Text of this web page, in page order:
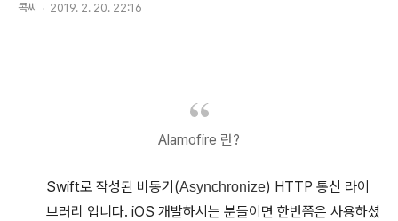
콤씨 2019. 2. 20. 22:16
Alamofire 란?
Swift로 작성된 비동기(Asynchronize) HTTP 통신 라이
브러리 입니다. iOS 개발하시는 분들이면 한번쯤은 사용하셨